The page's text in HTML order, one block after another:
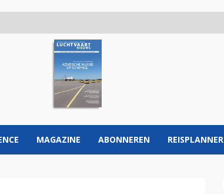
MAGAZINE ABONNEREN REISPLANNER